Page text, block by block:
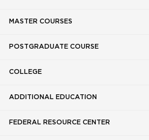
MASTER COURSES
POSTGRADUATE COURSE
COLLEGE
ADDITIONAL EDUCATION
FEDERAL RESOURCE CENTER